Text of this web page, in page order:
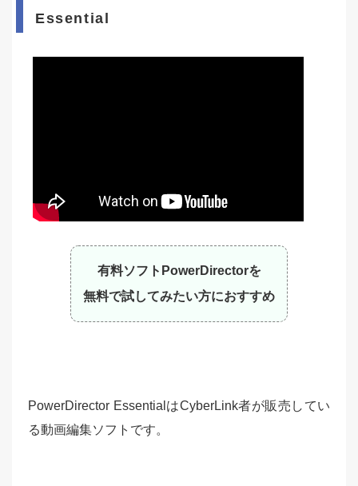
Essential
有料ソフトPowerDirectorを
無料で試してみたい方におすすめ
PowerDirector EssentialはCyberLink者が販売してい
る動画編集ソフトです。